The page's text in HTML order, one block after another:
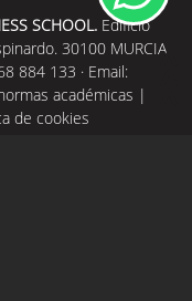
SCHOOL. Edificio
30100 MURCIA
884 133 · Email:
académicas |
de cookies